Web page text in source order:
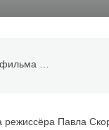
РОО Иркутское землячество «Байкал». Показ документального фильма режиссера Павла Скоробогатова «Живут же люди»
Павла